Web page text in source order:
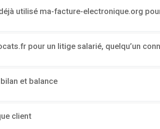
utilisé ma-facture-electronique.org
pour un litige salarié, quelqu’un
et balance
client